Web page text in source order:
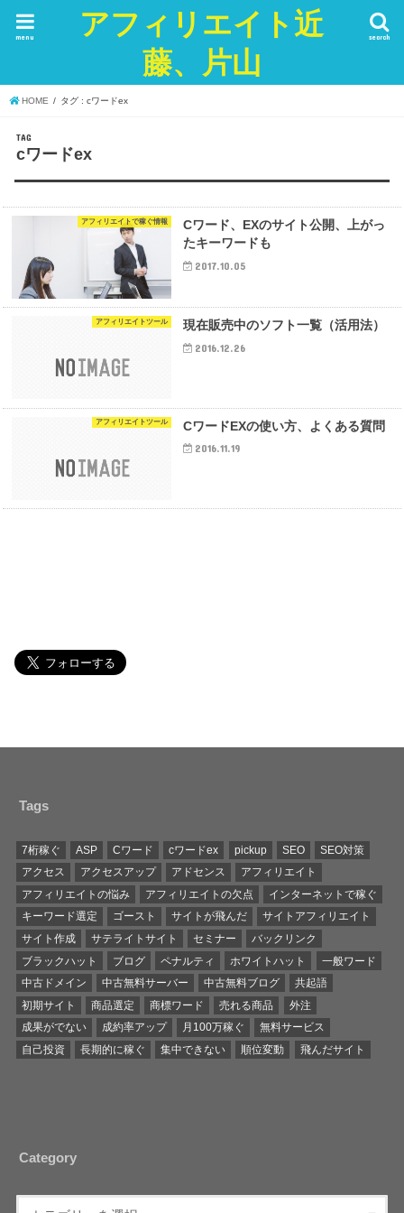
アフィリエイト近
藤、片山
search
menu
HOME タグ : cワードex
TAG
cワードex
アフィリエイトで稼ぐ情報
Cワード、EXのサイト公開、上がっ
たキーワードも
2017.10.05
アフィリエイトツール 現在販売中のソフト一覧（活用法）
2016.12.26
アフィリエイトツール CワードEXの使い方、よくある質問
2016.11.19
Tags
7桁稼ぐ ASP Cワード cワードex pickup SEO
SEO対策
アクセス
アクセスアップ アドセンス
アフィリエイト
アフィリエイトの悩み
アフィリエイトの欠点
インターネットで稼ぐ
キーワード選定
ゴースト サイトが飛んだ
サイトアフィリエイト
サイト作成
サテライトサイト セミナー
バックリンク
ブラックハット
ブログ ペナルティ ホワイトハット
一般ワード
中古ドメイン
中古無料サーバー 中古無料ブログ
共起語
初期サイト
商品選定 商標ワード 売れる商品
外注
成果がでない
成約率アップ 月100万稼ぐ
無料サービス
自己投資
長期的に稼ぐ 集中できない 順位変動 飛んだサイト
Category